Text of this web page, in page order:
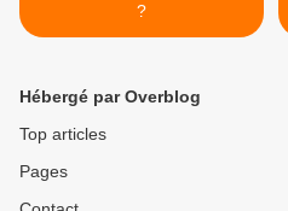
?
Hébergé par Overblog
Top articles
Pages